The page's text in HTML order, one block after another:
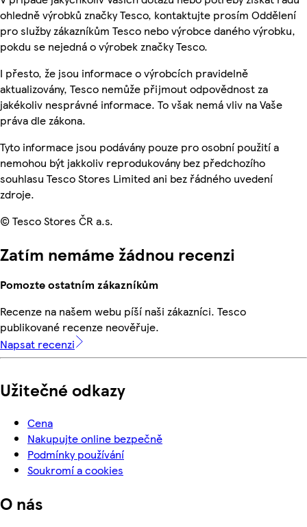
ohledně výrobků značky Tesco, kontaktujte prosím Oddělení
pro služby zákazníkům Tesco nebo výrobce daného výrobku,
pokdu se nejedná o výrobek značky Tesco.
I přesto, že jsou informace o výrobcích pravidelně
aktualizovány, Tesco nemůže přijmout odpovědnost za
jakékoliv nesprávné informace. To však nemá vliv na Vaše
práva dle zákona.
Tyto informace jsou podávány pouze pro osobní použití a
nemohou být jakkoliv reprodukovány bez předchozího
souhlasu Tesco Stores Limited ani bez řádného uvedení
zdroje.
© Tesco Stores ČR a.s.
Zatím nemáme žádnou recenzi
Pomozte ostatním zákazníkům
Recenze na našem webu píší naši zákazníci. Tesco
publikované recenze neověřuje.
Napsat recenzi
Užitečné odkazy
Cena
Nakupujte online bezpečně
Podmínky používání
Soukromí a cookies
O nás